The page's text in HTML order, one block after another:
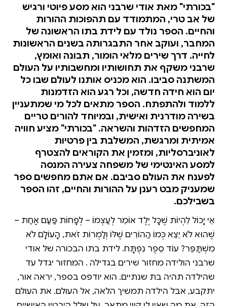
"בכורתי" מאת אודי שרבני הוא מסע פיוטי ורגיש
של אב טרי, המתמודד עם תהפוכות ההורות
והחיים. הספר נולד עם לידת בתו הראשונה של
המחבר, ועוקב אחר התבגרותה בשנים הראשונות
לחייה. דרך שירים מלאי הומור, תבונה ואומץ,
שרבני משקף את תחושותיו ומחשבותיו על העולם
המשתנה סביבו. הוא מכניס אותנו לעולם שבו כל
יום הוא חידה חדשה, וכל רגע הוא הזדמנות
ללמוד ולהתפתח. הספר מתאים לכל מי שמתעניין
בשירה מודרנית ואישית, ובמיוחד להורים טריים
המחפשים הזדהות והשראה. "בכורתי" מציע חוויה
אמיתית ומרגשת, המשלבת בין פרטיות
לאוניברסליות, ומזמין את הקוראים להצטרף
למסע האינטימי של משפחה צעירה המנסה
לפענח את העולם סביבם. אם אתם מחפשים ספר
שמעניק מבט רענן על ההורות והחיים, זהו הספר
בשבילכם.
אֵיךְ יָכוֹל לִהְיוֹת שֶׁכָּל יֶלֶד אוֹמֵר לְעַצְמוֹ – לְפָחוֹת פַּעַם אַחַת –
שֶׁהוּא לֹא יֵצֵא כְּמוֹ הַהוֹרִים שֶׁלּוֹ וְלַמְרוֹת זֹאת, הָעוֹלָם לֹא
מִשְׁתַּפֵּר? עוֹד סֵפֶר נִפְתָּח. לידת בתו הבכורה של אודי
שרבני הולידה מחזור שירים בגדילה . המחזור יגדל עד
שהילדה תהיה בת שנתיים. הוא יודפס בספר, יראה אור,
יתקבע, אבל הילדה תמשיך הלאה, אל העולם. את העולם